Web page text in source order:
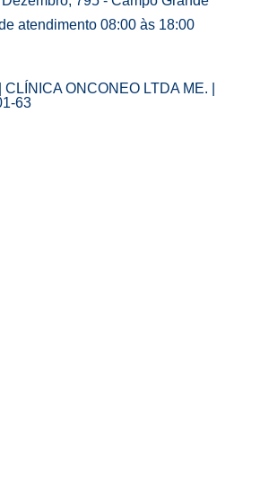
atendimento 08:00 às 18:00
ONCONEO LTDA ME. |
63